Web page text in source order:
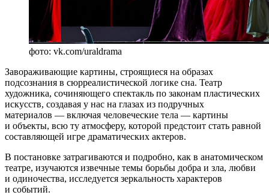
фото: vk.com/uraldrama
Завораживающие картины, строящиеся на образах
подсознания в сюрреалистической логике сна. Театр
художника, сочиняющего спектакль по законам пластических
искусств, создавая у нас на глазах из подручных
материалов — включая человеческие тела — картины
и объекты, всю ту атмосферу, которой предстоит стать равной
составляющей игре драматических актеров.
В постановке затрагиваются и подробно, как в анатомическом
театре, изучаются извечные темы борьбы добра и зла, любви
и одиночества, исследуется зеркальность характеров
и событий.